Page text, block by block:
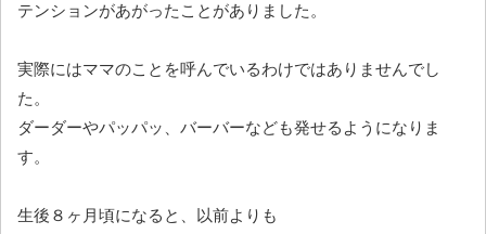
テンションがあがったことがありました。
実際にはママのことを呼んでいるわけではありませんでし
た。
ダーダーやパッパッ、バーバーなども発せるようになりま
す。
生後８ヶ月頃になると、以前よりも